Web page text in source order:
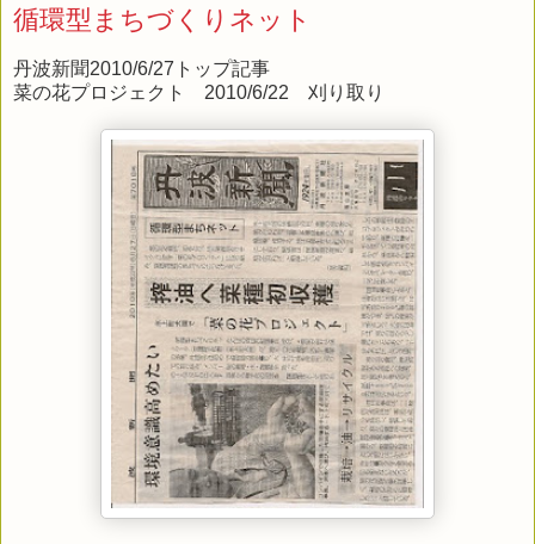
循環型まちづくりネット
丹波新聞2010/6/27トップ記事
菜の花プロジェクト 2010/6/22 刈り取り